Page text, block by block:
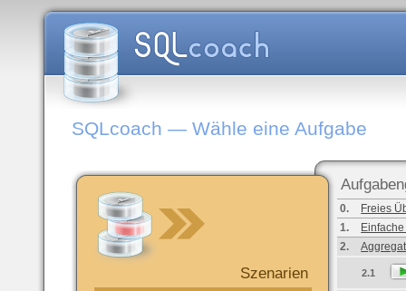
SQLcoach — Wähle eine Aufgabe
0.
Freies
1.
2.
2.1
Szenarien